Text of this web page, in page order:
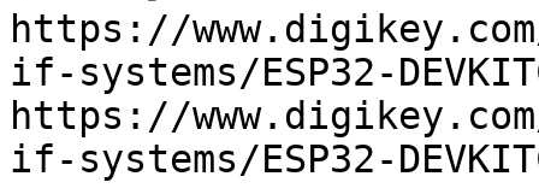
https://
if-systems/ESP32-
https://
if-systems/ESP32-